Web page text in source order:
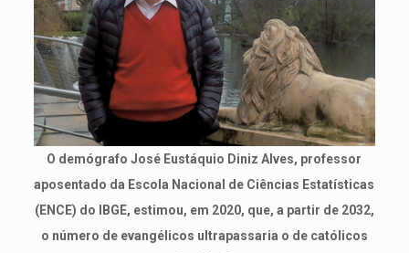
O demógrafo José Eustáquio Diniz Alves, professor
aposentado da Escola Nacional de Ciências Estatísticas
(ENCE) do IBGE, estimou, em 2020, que, a partir de 2032,
o número de evangélicos ultrapassaria o de católicos